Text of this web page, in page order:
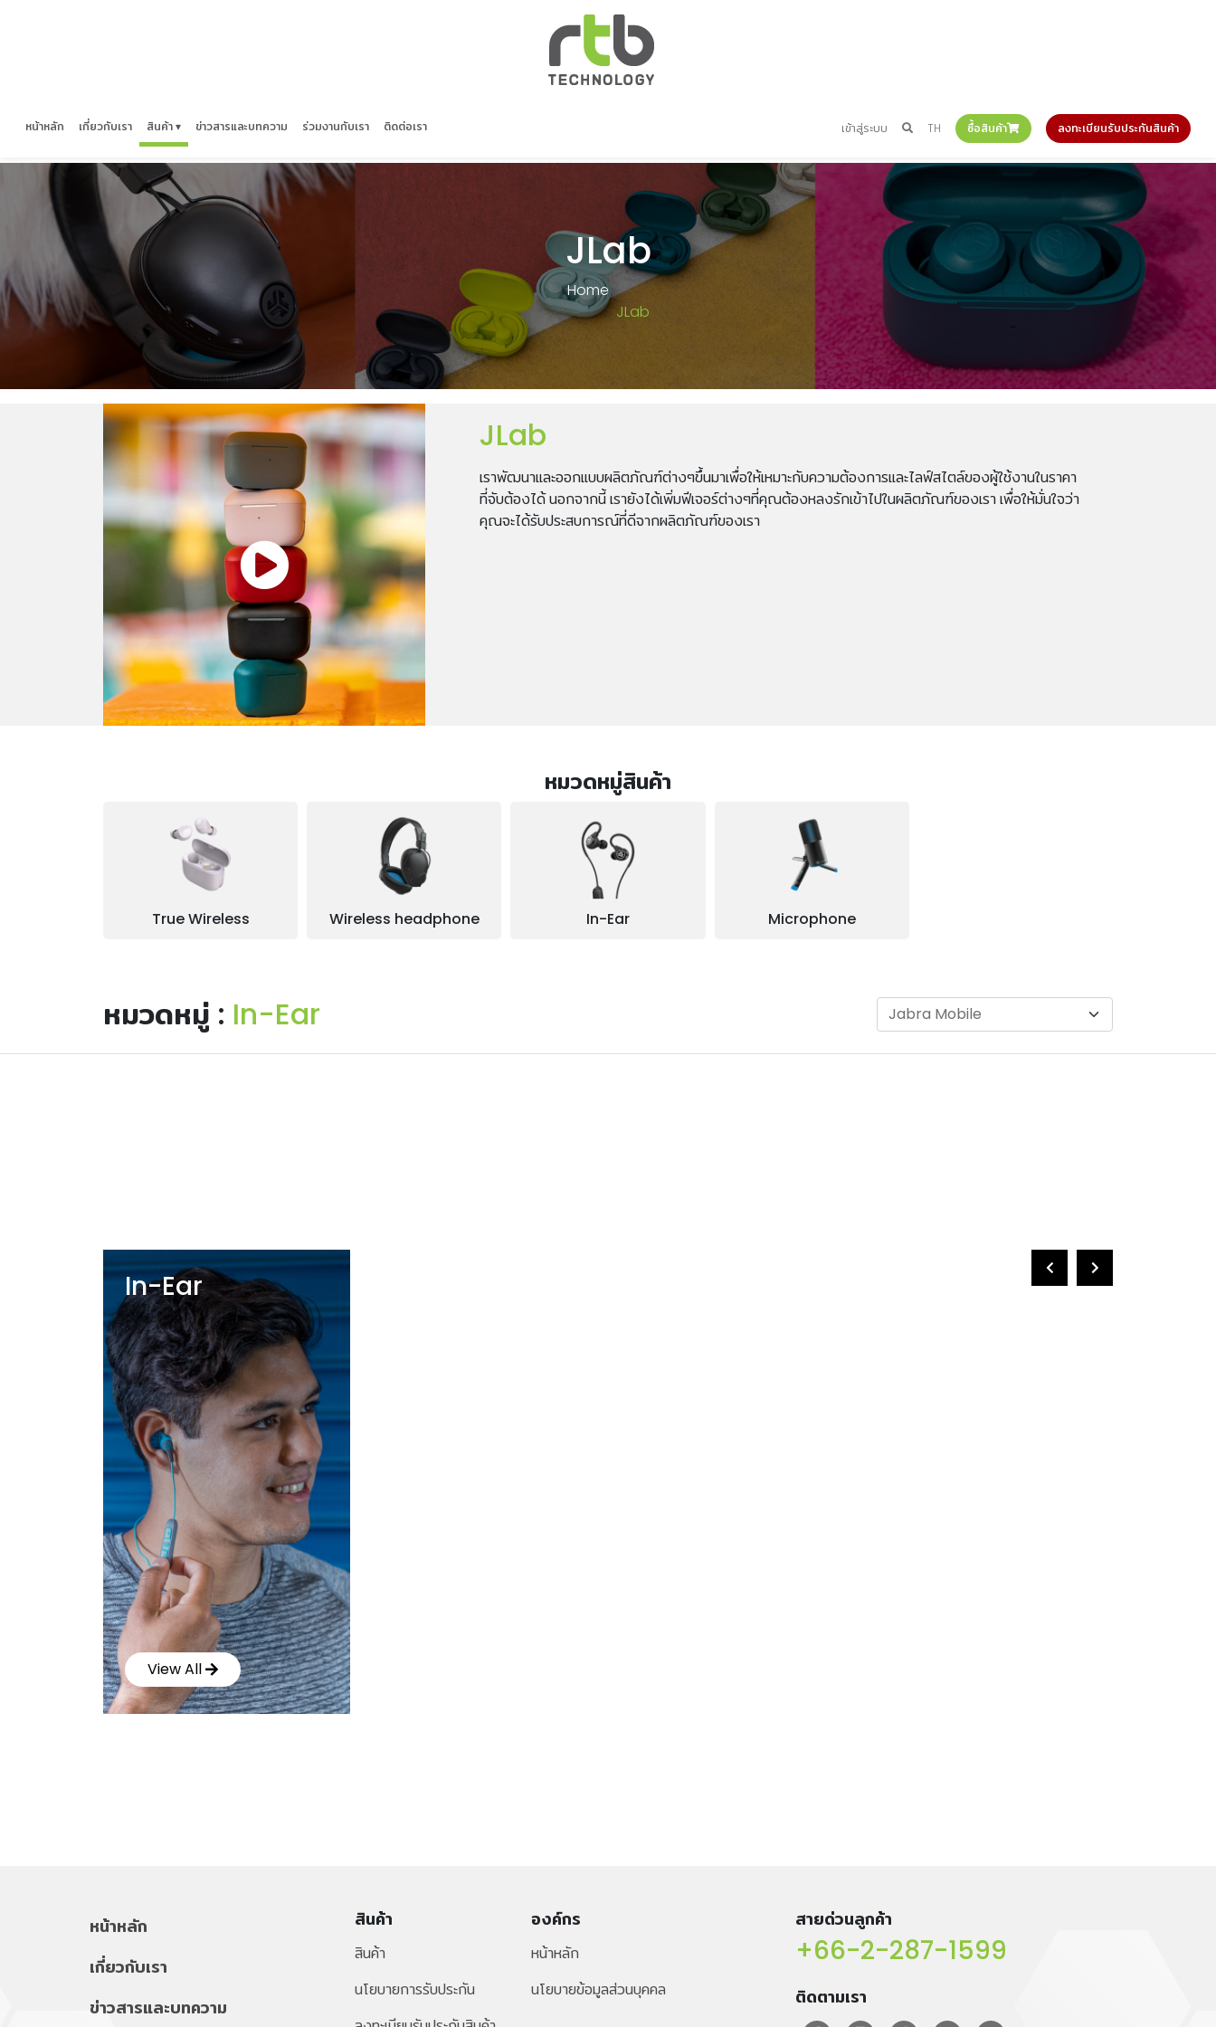
หน้าหลัก เกี่ยวกับเรา สินค้า ▾ ข่าวสารและบทความ ร่วมงานกับเรา ติดต่อเรา เข้าสู่ระบบ TH ซื้อสินค้า ลงทะเบียนรับประกันสินค้า
JLab
Home
JLab
JLab
เราพัฒนาและออกแบบผลิตภัณฑ์ต่างๆขึ้นมาเพื่อให้เหมาะกับความต้องการและไลฟ์สไตล์ของผู้ใช้งานในราคา
ที่จับต้องได้ นอกจากนี้ เรายังได้เพิ่มฟีเจอร์ต่างๆที่คุณต้องหลงรักเข้าไปในผลิตภัณฑ์ของเรา เพื่อให้มั่นใจว่า
คุณจะได้รับประสบการณ์ที่ดีจากผลิตภัณฑ์ของเรา
หมวดหมู่สินค้า
True Wireless Wireless headphone In-Ear Microphone
หมวดหมู่ : In-Ear
In-Ear
View All
หน้าหลัก
เกี่ยวกับเรา
ข่าวสารและบทความ
สินค้า
สินค้า
นโยบายการรับประกัน
องค์กร
หน้าหลัก
นโยบายข้อมูลส่วนบุคคล
สายด่วนลูกค้า
+66-2-287-1599
ติดตามเรา